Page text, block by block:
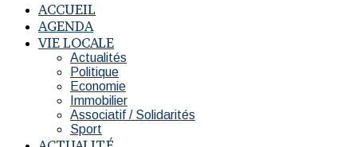
ACCUEIL
AGENDA
VIE LOCALE
Actualités
Politique
Economie
Immobilier
Associatif / Solidarités
Sport